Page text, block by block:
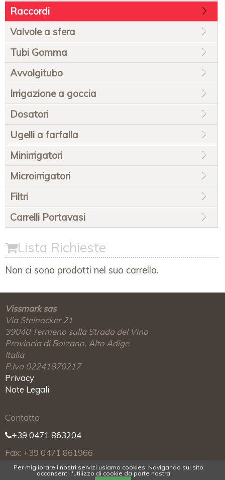
Raccordi
Valvole a sfera
Tubi Gomma
Avvolgitubo
Irrigazione a goccia
Dosatori
Ugelli a farfalla
Minirrigatori
Microirrigatori
Filtri
Carrelli Portavasi
Lista Richieste
Non ci sono prodotti nel suo carrello.
Vissmark sas
Via Steinacker 21
39040 Termeno sulla Strada del Vino
Provincia di Bolzano, Alto Adige
Italia
P.Iva 02241870217
Privacy
Note Legali
Contatto
+39 0471 863204
Fax: +39 0471 861966
info@vissmark.it
Per migliorare i nostri servizi usiamo cookies. Navigando sul sito
acconsenti l'utilizzo di cookie da parte nostra.